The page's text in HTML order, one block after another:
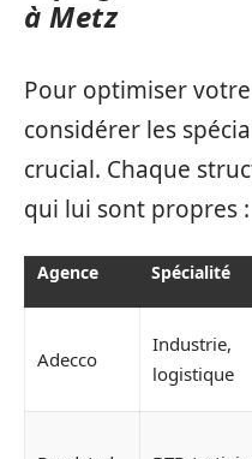
à Metz
Pour optimiser votre
considérer les
crucial. Chaque
qui lui sont propres :
Agence Spécialité
Adecco
Industrie,
logistique